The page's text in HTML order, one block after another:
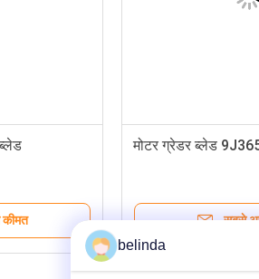
मोटर ग्रेडर ब्लेड
सबसे
belinda